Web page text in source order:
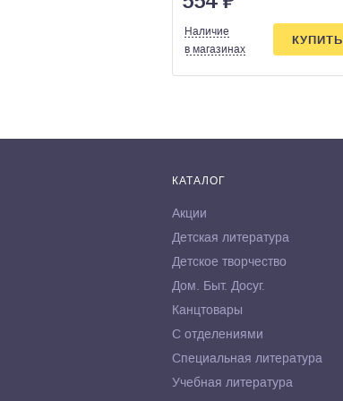
Наличие
в магазинах
КУПИТЬ
КАТАЛОГ
Акции
Детская литература
Детское творчество
Дом. Быт. Досуг.
Канцтовары
С отделениями
Специальная литература
Учебная литература